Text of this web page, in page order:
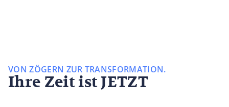
VON ZÖGERN ZUR TRANSFORMATION.
Ihre Zeit ist JETZT